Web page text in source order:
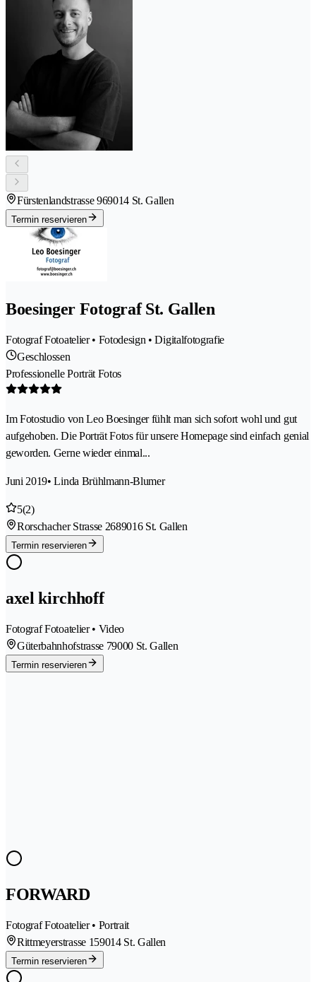
Fürstenlandstrasse 969014 St. Gallen
Termin reservieren
Boesinger Fotograf St. Gallen
Fotograf Fotoatelier • Fotodesign • Digitalfotografie
Geschlossen
Professionelle Porträt Fotos
Im Fotostudio von Leo Boesinger fühlt man sich sofort wohl und gut
aufgehoben. Die Porträt Fotos für unsere Homepage sind einfach genial
geworden. Gerne wieder einmal...
Juni 2019• Linda Brühlmann-Blumer
5(2)
Rorschacher Strasse 2689016 St. Gallen
Termin reservieren
axel kirchhoff
Fotograf Fotoatelier • Video
Güterbahnhofstrasse 79000 St. Gallen
Termin reservieren
FORWARD
Fotograf Fotoatelier • Portrait
Rittmeyerstrasse 159014 St. Gallen
Termin reservieren